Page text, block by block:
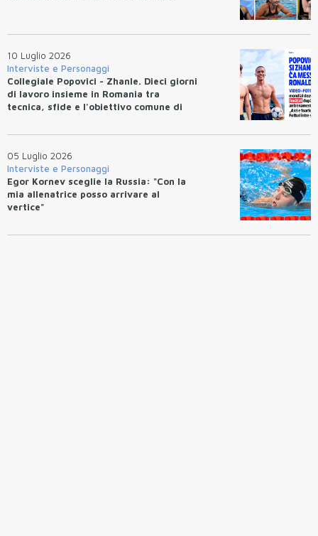
10 Luglio 2026
Interviste e Personaggi
Collegiale Popovici - Zhanle. Dieci giorni
di lavoro insieme in Romania tra
tecnica, sfide e l'obiettivo comune di
05 Luglio 2026
Interviste e Personaggi
Egor Kornev sceglie la Russia: "Con la
mia allenatrice posso arrivare al
vertice"